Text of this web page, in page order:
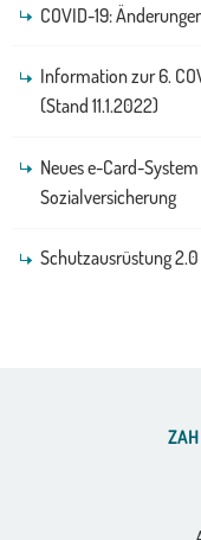
COVID-19:
Information zur 6.
(Stand 11.1.2022)
Neues e-Card-
Sozialversicherung
Schutzausrüstung 2.0